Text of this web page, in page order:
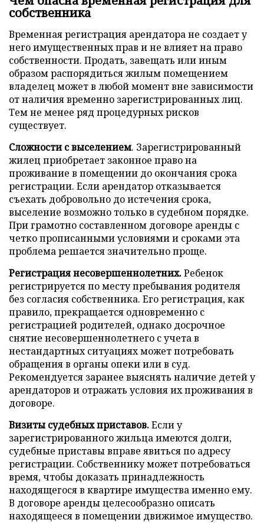
собственника
Временная регистрация арендатора не создает у
него имущественных прав и не влияет на право
собственности. Продать, завещать или иным
образом распорядиться жилым помещением
владелец может в любой момент вне зависимости
от наличия временно зарегистрированных лиц.
Тем не менее ряд процедурных рисков
существует.
Сложности с выселением. Зарегистрированный
жилец приобретает законное право на
проживание в помещении до окончания срока
регистрации. Если арендатор отказывается
съехать добровольно до истечения срока,
выселение возможно только в судебном порядке.
При грамотно составленном договоре аренды с
четко прописанными условиями и сроками эта
проблема решается значительно проще.
Регистрация несовершеннолетних.Ребенок
регистрируется по месту пребывания родителя
без согласия собственника. Его регистрация, как
правило, прекращается одновременно с
регистрацией родителей, однако досрочное
снятие несовершеннолетнего с учета в
нестандартных ситуациях может потребовать
обращения в органы опеки или в суд.
Рекомендуется заранее выяснять наличие детей у
арендаторов и отражать условия их проживания в
договоре.
Визиты судебных приставов.Если у
зарегистрированного жильца имеются долги,
судебные приставы вправе явиться по адресу
регистрации. Собственнику может потребоваться
время, чтобы доказать принадлежность
находящегося в квартире имущества именно ему.
В договоре аренды целесообразно описать
находящееся в помещении движимое имущество.